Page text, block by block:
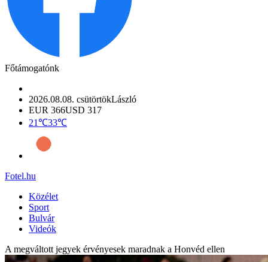
Főtámogatónk
2026.08.08. csütörtökLászló
EUR 366USD 317
21℃33℃
Fotel.hu
Közélet
Sport
Bulvár
Videók
A megváltott jegyek érvényesek maradnak a Honvéd ellen